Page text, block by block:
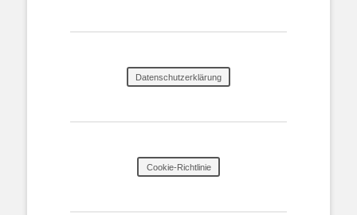
Datenschutzerklärung
Cookie-Richtlinie